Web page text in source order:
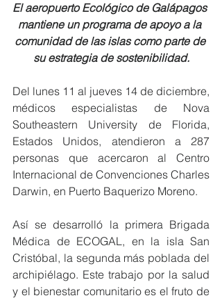
El aeropuerto Ecológico de Galápagos
mantiene un programa de apoyo a la
comunidad de las islas como parte de
su estrategia de sostenibilidad.
Del lunes 11 al jueves 14 de diciembre,
médicos especialistas de Nova
Southeastern University de Florida,
Estados Unidos, atendieron a 287
personas que acercaron al Centro
Internacional de Convenciones Charles
Darwin, en Puerto Baquerizo Moreno.
Así se desarrolló la primera Brigada
Médica de ECOGAL, en la isla San
Cristóbal, la segunda más poblada del
archipiélago. Este trabajo por la salud
y el bienestar comunitario es el fruto de